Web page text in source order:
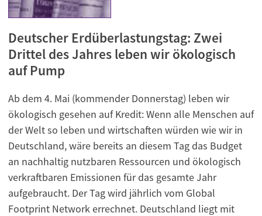
Deutscher Erdüberlastungstag: Zwei
Drittel des Jahres leben wir ökologisch
auf Pump
Ab dem 4. Mai (kommender Donnerstag) leben wir
ökologisch gesehen auf Kredit: Wenn alle Menschen auf
der Welt so leben und wirtschaften würden wie wir in
Deutschland, wäre bereits an diesem Tag das Budget
an nachhaltig nutzbaren Ressourcen und ökologisch
verkraftbaren Emissionen für das gesamte Jahr
aufgebraucht. Der Tag wird jährlich vom Global
Footprint Network errechnet. Deutschland liegt mit